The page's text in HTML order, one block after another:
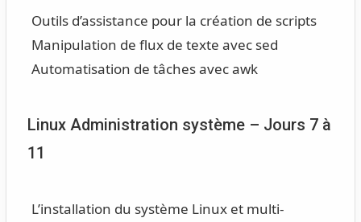
Outils d’assistance pour la création de scripts
Manipulation de flux de texte avec sed
Automatisation de tâches avec awk
Linux Administration système – Jours 7 à
11
L’installation du système Linux et multi-